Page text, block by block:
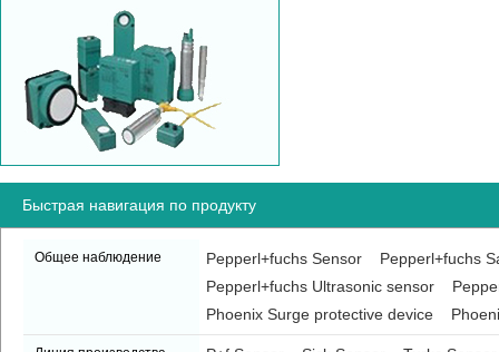
Быстрая навигация по продукту
Общее наблюдение Pepperl+fuchs Sensor
Pepperl+fuchs
Pepperl+fuchs Ultrasonic sensor
Phoenix Surge protective device